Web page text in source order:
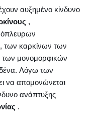
αυξημένο κίνδυνο
,
καρκίνων των
των μονομορφικών
Λόγω των
να απομονώνεται
ανάπτυξης
.